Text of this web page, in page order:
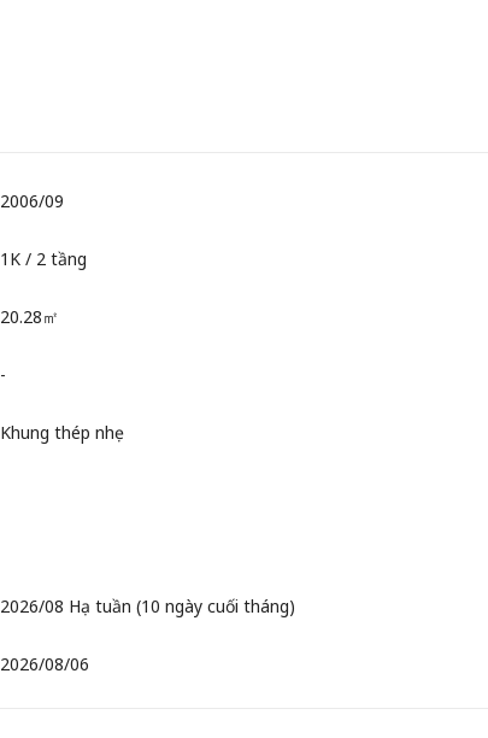
2006/09
1K / 2 tầng
20.28㎡
-
Khung thép nhẹ
2026/08 Hạ tuần (10 ngày cuối tháng)
2026/08/06